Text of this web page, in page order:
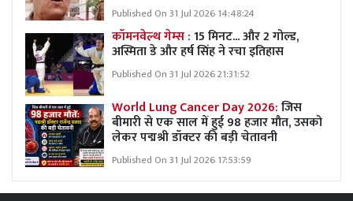
Published On 31 Jul 2026 14:48:24
कॉमनवेल्थ गेम्स :15 मिनट... और 2 गोल्ड,
अस्मिता डे और हर्ष सिंह ने रचा इतिहास
Published On 31 Jul 2026 21:31:52
World Lung Cancer Day 2026:जिस
बीमारी से एक साल में हुई 98 हजार मौत, उसको
लेकर पद्मश्री डॉक्टर की बड़ी चेतावनी
Published On 31 Jul 2026 17:53:59